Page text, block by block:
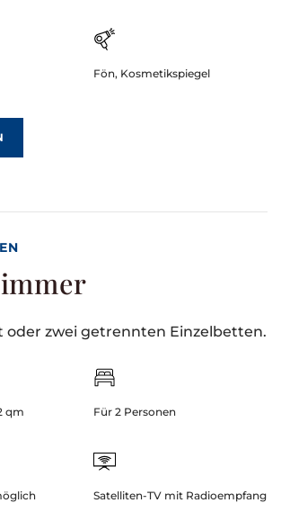
Fön, Kosmetikspiegel
oder zwei getrennten Einzelbetten.
qm Für 2 Personen
Satelliten-TV mit Radioempfang